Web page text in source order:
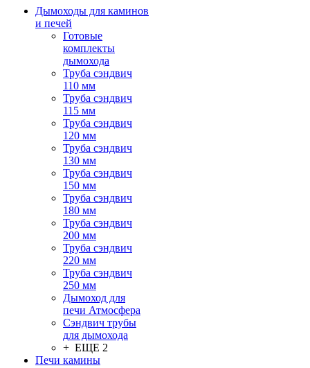
Дымоходы для каминов
и печей
Готовые
комплекты
дымохода
Труба сэндвич
110 мм
Труба сэндвич
115 мм
Труба сэндвич
120 мм
Труба сэндвич
130 мм
Труба сэндвич
150 мм
Труба сэндвич
180 мм
Труба сэндвич
200 мм
Труба сэндвич
220 мм
Труба сэндвич
250 мм
Дымоход для
печи Атмосфера
Сэндвич трубы
для дымохода
+ ЕЩЕ 2
Печи камины